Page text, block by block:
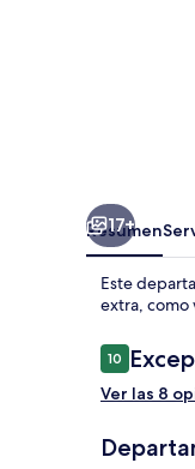
17+
Resumen
Este
extra, como
Opiniones
1010 de 10,
Ver las 8